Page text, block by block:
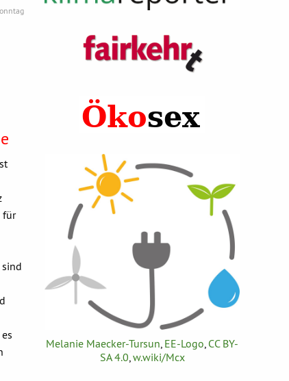
für
Melanie Maecker-Tursun, EE-Logo, CC BY-
SA 4.0,w.wiki/Mcx